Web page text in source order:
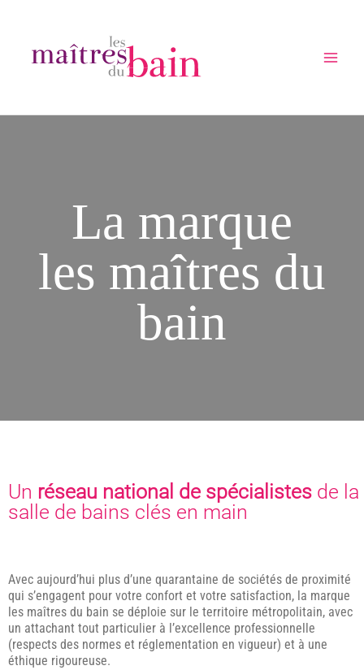
La marque
les maîtres du
bain
Un réseau national de spécialistes de la
salle de bains clés en main
Avec aujourd’hui plus d’une quarantaine de sociétés de proximité
qui s’engagent pour votre confort et votre satisfaction, la marque
les maîtres du bain se déploie sur le territoire métropolitain, avec
un attachant tout particulier à l’excellence professionnelle
(respects des normes et réglementation en vigueur) et à une
éthique rigoureuse.